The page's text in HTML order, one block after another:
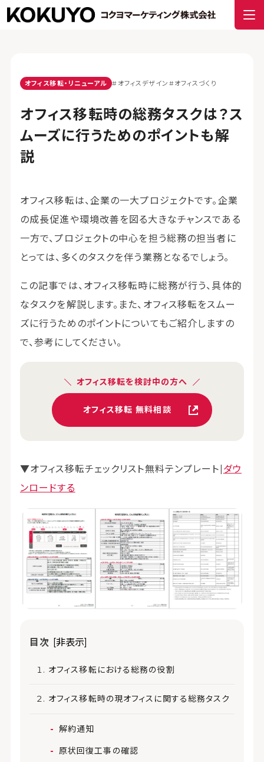
オフィス移転・リニューアル #オフィスデザイン #オフィスづくり
オフィス移転時の総務タスクは？ス
ムーズに行うためのポイントも解
説
オフィス移転は、企業の一大プロジェクトです。企業
の成長促進や環境改善を図る大きなチャンスである
一方で、プロジェクトの中心を担う総務の担当者に
とっては、多くのタスクを伴う業務となるでしょう。
この記事では、オフィス移転時に総務が行う、具体的
なタスクを解説します。また、オフィス移転をスムー
ズに行うためのポイントについてもご紹介しますの
で、参考にしてください。
オフィス移転を検討中の方へ
オフィス移転 無料相談
▼オフィス移転チェックリスト無料テンプレート| ダウ
ンロードする
目次 [非表示]
オフィス移転における総務の役割
オフィス移転時の現オフィスに関する総務タスク
解約通知
原状回復工事の確認